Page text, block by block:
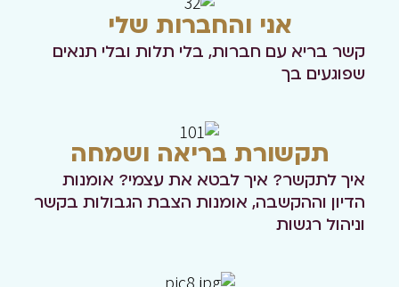
אני והחברות שלי
קשר בריא עם חברות, בלי תלות ובלי תנאים
שפוגעים בך
תקשורת בריאה ושמחה
איך לתקשר? איך לבטא את עצמי? אומנות
הדיון וההקשבה, אומנות הצבת הגבולות בקשר
וניהול רגשות